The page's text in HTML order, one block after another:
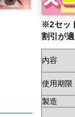
※2セッ
割引が適
内容
使用期限
製造